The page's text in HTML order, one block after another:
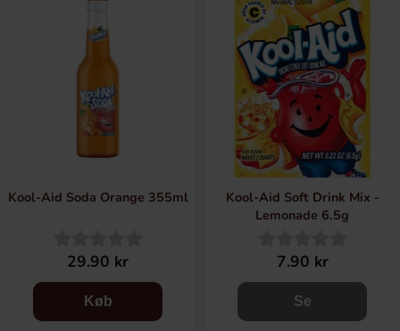
Kool-Aid Soda Orange 355ml
29.90 kr
Køb
Kool-Aid Soft Drink Mix -
Lemonade 6.5g
7.90 kr
Se